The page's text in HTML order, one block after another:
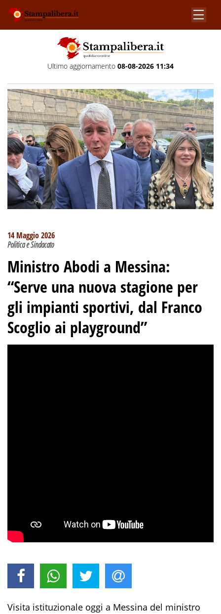
Ultimo aggiornamento 08-08-2026 11:34
14 Maggio 2026
Politica e Sindacato
Ministro Abodi a Messina:
“Serve una nuova stagione per
gli impianti sportivi, dal Franco
Scoglio ai playground”
Visita istituzionale oggi a Messina del ministro